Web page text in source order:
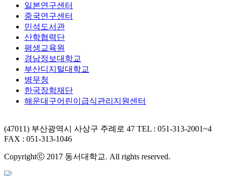
일본연구센터
중국연구센터
민석도서관
산학협력단
평생교육원
경남정보대학교
부산디지털대학교
병무청
한국장학재단
해운대구어린이급식관리지원센터
(47011) 부산광역시 사상구 주례로 47 TEL : 051-313-2001~4
FAX : 051-313-1046
Copyrightⓒ 2017 동서대학교. All rights reserved.